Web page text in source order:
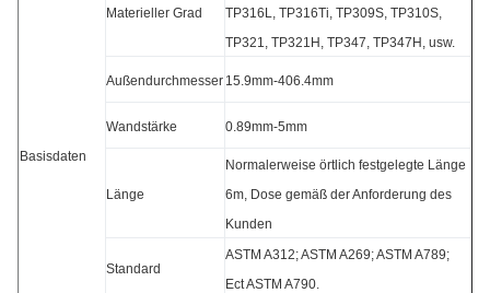
Basisdaten
Materieller Grad
TP316L, TP316Ti, TP309S, TP310S,
TP321, TP321H, TP347, TP347H, usw.
Außendurchmesser 15.9mm-406.4mm
Wandstärke 0.89mm-5mm
Länge
Normalerweise örtlich festgelegte Länge
6m, Dose gemäß der Anforderung des
Kunden
Standard
ASTM A312; ASTM A269; ASTM A789;
Ect ASTM A790.